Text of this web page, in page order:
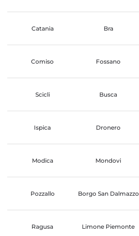
Catania Bra
Comiso Fossano
Scicli Busca
Ispica Dronero
Modica Mondovi
Pozzallo Borgo San Dalmazzo
Ragusa Limone Piemonte